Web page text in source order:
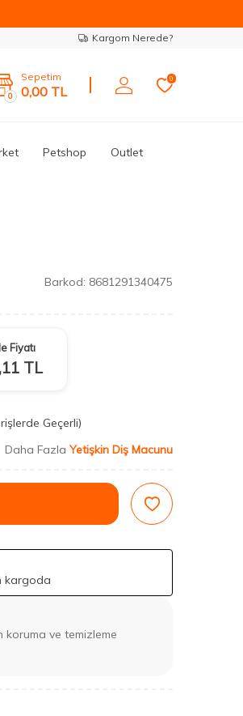
Kargom Nerede?
0
Sepetim
0,00 TL
0
Petshop Outlet
Barkod: 8681291340475
Fiyatı
TL
Geçerli)
Daha Fazla Yetişkin Diş Macunu
kargoda
koruma ve temizleme